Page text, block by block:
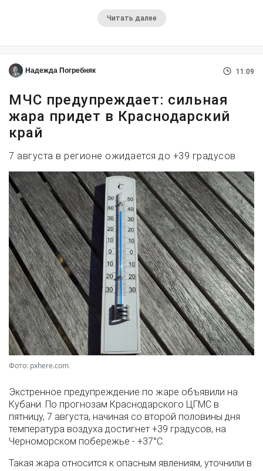
Читать далее
Надежда Погребняк 11:09
МЧС предупреждает: сильная
жара придет в Краснодарский
край
7 августа в регионе ожидается до +39 градусов
Фото: pxhere.com
Экстренное предупреждение по жаре объявили на
Кубани. По прогнозам Краснодарского ЦГМС в
пятницу, 7 августа, начиная со второй половины дня
температура воздуха достигнет +39 градусов, на
Черноморском побережье - +37°­С.
Такая жара относится к опасным явлениям, уточнили в